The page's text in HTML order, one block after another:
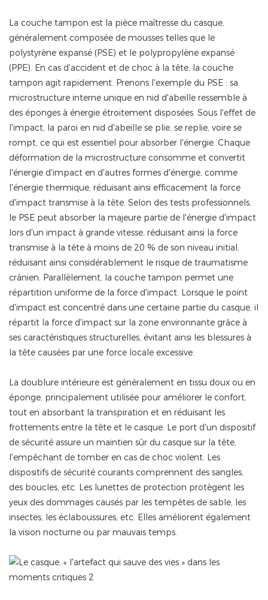
La couche tampon est la pièce maîtresse du casque,
généralement composée de mousses telles que le
polystyrène expansé (PSE) et le polypropylène expansé
(PPE). En cas d'accident et de choc à la tête, la couche
tampon agit rapidement. Prenons l'exemple du PSE : sa
microstructure interne unique en nid d'abeille ressemble à
des éponges à énergie étroitement disposées. Sous l'effet de
l'impact, la paroi en nid d'abeille se plie, se replie, voire se
rompt, ce qui est essentiel pour absorber l'énergie. Chaque
déformation de la microstructure consomme et convertit
l'énergie d'impact en d'autres formes d'énergie, comme
l'énergie thermique, réduisant ainsi efficacement la force
d'impact transmise à la tête. Selon des tests professionnels,
le PSE peut absorber la majeure partie de l'énergie d'impact
lors d'un impact à grande vitesse, réduisant ainsi la force
transmise à la tête à moins de 20 % de son niveau initial,
réduisant ainsi considérablement le risque de traumatisme
crânien. Parallèlement, la couche tampon permet une
répartition uniforme de la force d'impact. Lorsque le point
d'impact est concentré dans une certaine partie du casque, il
répartit la force d'impact sur la zone environnante grâce à
ses caractéristiques structurelles, évitant ainsi les blessures à
la tête causées par une force locale excessive.
La doublure intérieure est généralement en tissu doux ou en
éponge, principalement utilisée pour améliorer le confort,
tout en absorbant la transpiration et en réduisant les
frottements entre la tête et le casque. Le port d'un dispositif
de sécurité assure un maintien sûr du casque sur la tête,
l'empêchant de tomber en cas de choc violent. Les
dispositifs de sécurité courants comprennent des sangles,
des boucles, etc. Les lunettes de protection protègent les
yeux des dommages causés par les tempêtes de sable, les
insectes, les éclaboussures, etc. Elles améliorent également
la vision nocturne ou par mauvais temps.